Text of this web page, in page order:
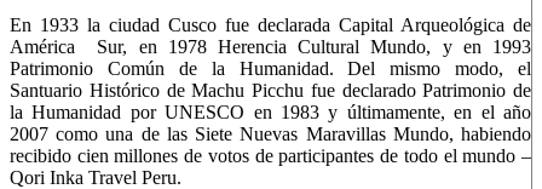
En 1933 la ciudad Cusco fue declarada Capital Arqueológica de
América Sur, en 1978 Herencia Cultural Mundo, y en 1993
Patrimonio Común de la Humanidad. Del mismo modo, el
Santuario Histórico de Machu Picchu fue declarado Patrimonio de
la Humanidad por UNESCO en 1983 y últimamente, en el año
2007 como una de las Siete Nuevas Maravillas Mundo, habiendo
recibido cien millones de votos de participantes de todo el mundo –
Qori Inka Travel Peru.